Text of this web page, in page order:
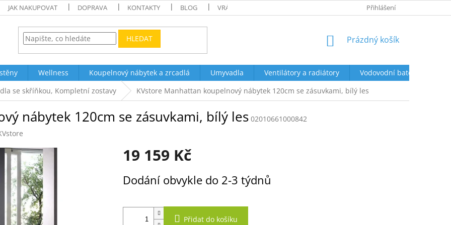
JAK NAKUPOVAT DOPRAVA KONTAKTY BLOG VRÁCENÍ A REKLAMACE OBCHODNÍ PODMÍNKYPřihlášení
HLEDAT
NÁKUPNÍ
Prázdný košík
Wellness Koupelnový nábytek a zrcadlá Umyvadla Ventilátory a radiátory
Vodovodní baterie a
se skříňkou, Kompletní zostavy KVstore Manhattan koupelnový nábytek 120cm se zásuvkami, bílý les
nábytek 120cm se zásuvkami, bílý les 02010661000842
19 159 Kč
cena:
Dodání obvykle do 2-3 týdnů
Přidat do košíku